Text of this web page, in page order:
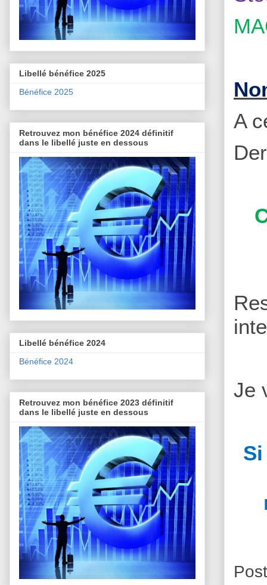
A
Je
Libellé bénéfice 2025
Bénéfice 2025
Retrouvez mon bénéfice 2024 définitif
dans le libellé juste en dessous
Libellé bénéfice 2024
Bénéfice 2024
Retrouvez mon bénéfice 2023 définitif
dans le libellé juste en dessous